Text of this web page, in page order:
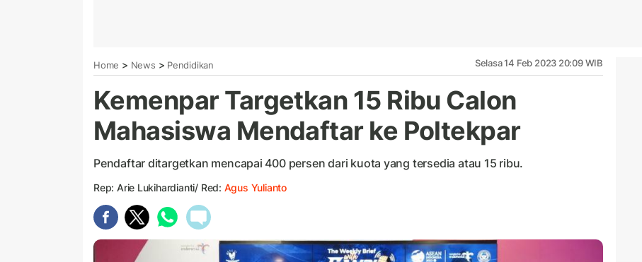
Home > News > Pendidikan Selasa 14 Feb 2023 20:09 WIB
Kemenpar Targetkan 15 Ribu Calon
Mahasiswa Mendaftar ke Poltekpar
Pendaftar ditargetkan mencapai 400 persen dari kuota yang tersedia atau 15 ribu.
Rep: Arie Lukihardianti/ Red: Agus Yulianto